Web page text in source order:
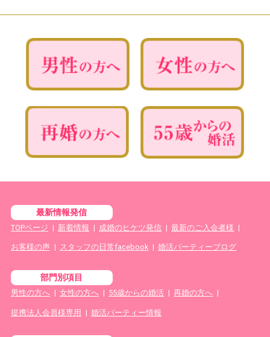
最新情報発信
TOPページ | 新着情報 | 成婚のヒケツ発信 | 最新のご入会者様 |
お客様の声| スタッフの日常facebook | 婚活パーティーブログ
部門別項目
男性の方へ| 女性の方へ | 55歳からの婚活 | 再婚の方へ |
提携法人会員様専用 | 婚活パーティー情報